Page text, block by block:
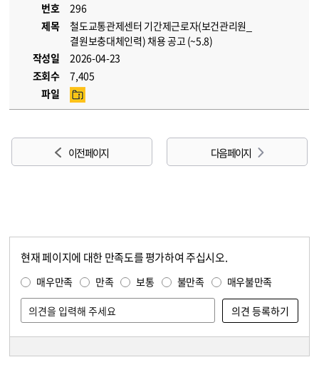
번호
296
제목
철도교통관제센터 기간제근로자(보건관리원_
결원보충대체인력) 채용 공고 (~5.8)
작성일
2026-04-23
조회수
7,405
파일
이전 페이지 다음 페이지
현재 페이지에 대한 만족도를 평가하여 주십시오.
매우만족 만족 보통 불만족 매우불만족